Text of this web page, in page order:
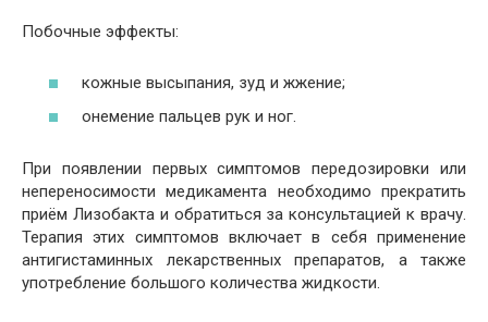
Побочные эффекты:
кожные высыпания, зуд и жжение;
онемение пальцев рук и ног.
При появлении первых симптомов передозировки или
непереносимости медикамента необходимо прекратить
приём Лизобакта и обратиться за консультацией к врачу.
Терапия этих симптомов включает в себя применение
антигистаминных лекарственных препаратов, а также
употребление большого количества жидкости.